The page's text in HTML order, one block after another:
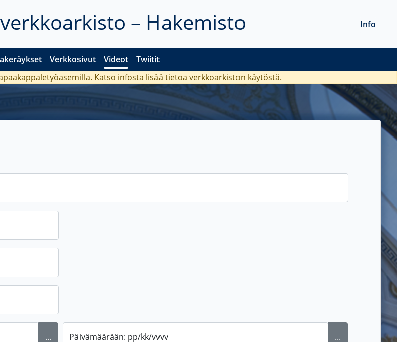
– Hakemisto
Verkkosivut Videot Twiitit
Info
Katso infosta lisää tietoa verkkoarkiston käytöstä.
... Päivämäärään: pp/kk/vvvv ...